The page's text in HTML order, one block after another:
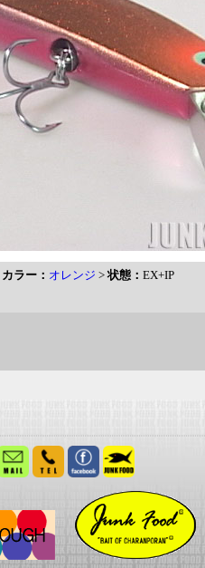
カラー： オレンジ >状態： EX+IP